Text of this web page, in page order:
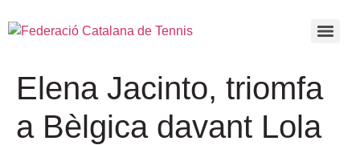
Elena Jacinto, triomfa
a Bèlgica davant Lola